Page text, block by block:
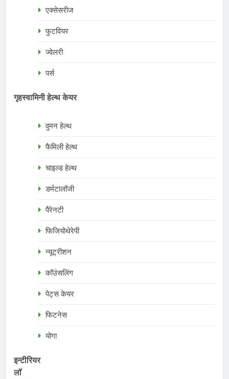
एक्सेसरीज
फुटवियर
ज्वेलरी
पर्स
गृहस्वामिनी हेल्थ केयर
वुमन हेल्थ
फैमिली हेल्थ
चाइल्ड हेल्थ
डर्मटालॉजी
पैरेनटी
फिजियोथेरेपी
न्यूट्रीशन
कॉउंसलिंग
पेट्स केयर
फिटनेस
योगा
इन्टीरियर
लॉ